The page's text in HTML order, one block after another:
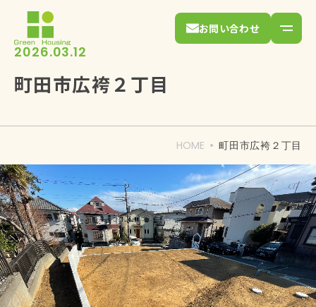
お問い合わせ
2026.03.12
町田市広袴２丁目
HOME 町田市広袴２丁目